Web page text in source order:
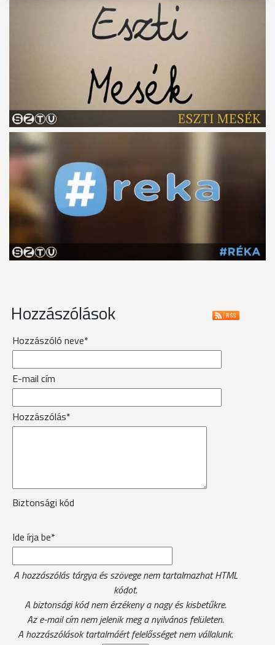
Hozzászólások
Hozzászóló neve*
E-mail cím
Hozzászólás*
Biztonsági kód
Ide írja be*
A hozzászólás tárgya és szövege nem tartalmazhat HTML
kódot.
A biztonsági kód nem érzékeny a nagy és kisbetűkre.
Az e-mail cím nem jelenik meg a nyilvános felületen.
A hozzászólások tartalmáért felelősséget nem vállalunk.